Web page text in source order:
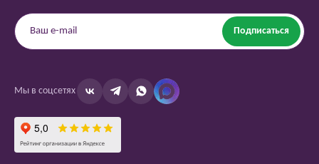
Подписаться
Мы в соцсетях